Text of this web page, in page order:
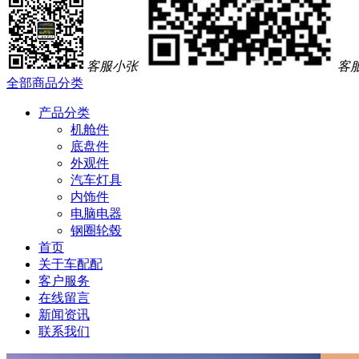
客服小张
客
全部商品分类
产品分类
机舱件
底盘件
外观件
汽车灯具
内饰件
电脑电器
钢圈轮毂
首页
关于车配配
客户服务
在线留言
新闻资讯
联系我们